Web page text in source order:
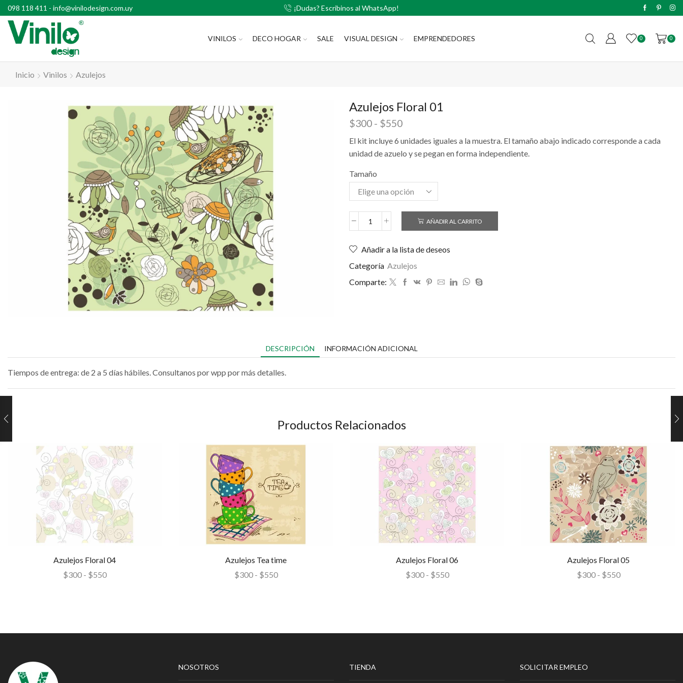
098 118 411 - info@vinilodesign.com.uy
con compras superiores a $2500 ¡Dudas? Escribinos al WhatsApp! Envíos sin cargo a todo el país
VINILOS DECO HOGAR SALE VISUAL DESIGN EMPRENDEDORES 0 0
Inicio Vinilos Azulejos
Azulejos Floral 01
$300 - $550
El kit incluye 6 unidades iguales a la muestra. El tamaño abajo indicado corresponde a cada
unidad de azuelo y se pegan en forma independiente.
Tamaño
AÑADIR AL CARRITO
Añadir a la lista de deseos
Categoría Azulejos
Comparte:
DESCRIPCIÓN INFORMACIÓN ADICIONAL
Tiempos de entrega: de 2 a 5 días hábiles. Consultanos por wpp por más detalles.
Productos Relacionados
Azulejos Floral 04
$300 - $550
Azulejos Tea time
$300 - $550
Azulejos Floral 06
$300 - $550
Azulejos Floral 05
$300 - $550
NOSOTROS TIENDA SOLICITAR EMPLEO